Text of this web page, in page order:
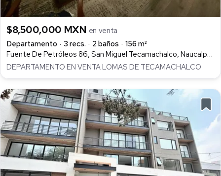
$8,500,000 MXN en venta
Departamento
3 recs. 2 baños
156 m²
Fuente De Petróleos 86, San Miguel Tecamachalco, Naucalpan de Juárez
DEPARTAMENTO EN VENTA LOMAS DE TECAMACHALCO